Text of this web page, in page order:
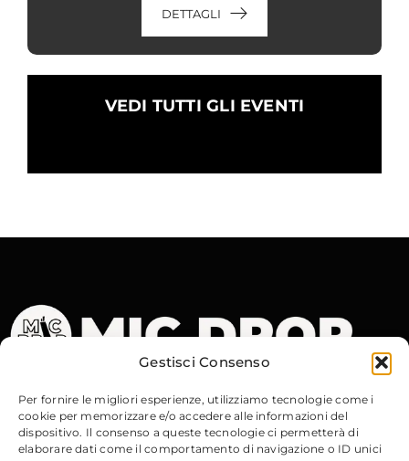
Gestisci Consenso
Per fornire le migliori esperienze, utilizziamo tecnologie come i
cookie per memorizzare e/o accedere alle informazioni del
dispositivo. Il consenso a queste tecnologie ci permetterà di
elaborare dati come il comportamento di navigazione o ID unici
DETTAGLI
VEDI TUTTI GLI EVENTI
Contatti
Via Gobetti, 15– 40129 Bologna